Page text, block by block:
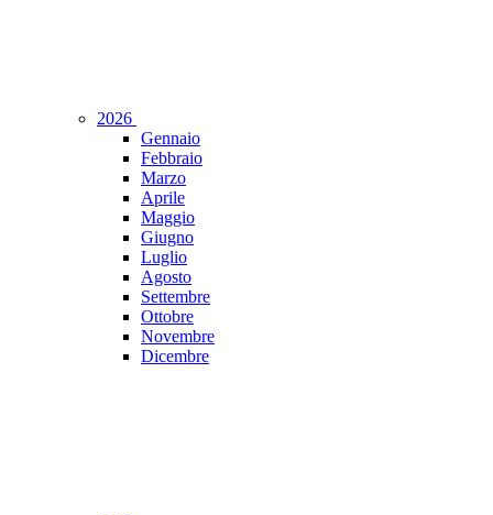
2026
Gennaio
Febbraio
Marzo
Aprile
Maggio
Giugno
Luglio
Agosto
Settembre
Ottobre
Novembre
Dicembre